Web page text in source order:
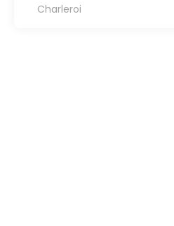
Charleroi